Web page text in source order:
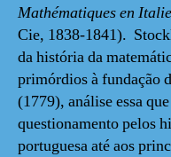
Mathématiques en Italie
Cie, 1838-1841).
da história da
primórdios à fundação
(1779), análise essa
questionamento pelos
portuguesa até aos